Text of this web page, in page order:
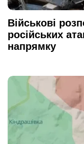
Військові
російських
напрямку